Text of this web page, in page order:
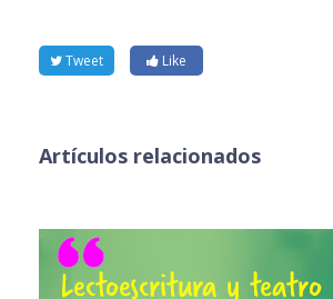
Tweet Like
Artículos relacionados